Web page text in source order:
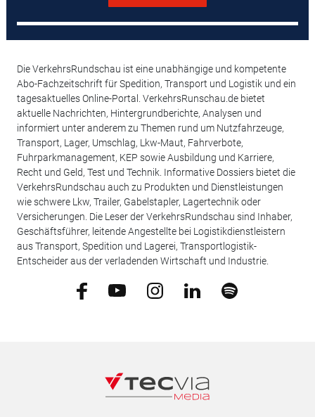
Die VerkehrsRundschau ist eine unabhängige und kompetente
Abo-Fachzeitschrift für Spedition, Transport und Logistik und ein
tagesaktuelles Online-Portal. VerkehrsRunschau.de bietet
aktuelle Nachrichten, Hintergrundberichte, Analysen und
informiert unter anderem zu Themen rund um Nutzfahrzeuge,
Transport, Lager, Umschlag, Lkw-Maut, Fahrverbote,
Fuhrparkmanagement, KEP sowie Ausbildung und Karriere,
Recht und Geld, Test und Technik. Informative Dossiers bietet die
VerkehrsRundschau auch zu Produkten und Dienstleistungen
wie schwere Lkw, Trailer, Gabelstapler, Lagertechnik oder
Versicherungen. Die Leser der VerkehrsRundschau sind Inhaber,
Geschäftsführer, leitende Angestellte bei Logistikdienstleistern
aus Transport, Spedition und Lagerei, Transportlogistik-
Entscheider aus der verladenden Wirtschaft und Industrie.